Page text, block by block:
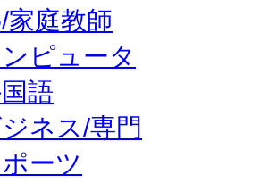
家庭教師
ピュータ
語
ジネス/専門
ーツ